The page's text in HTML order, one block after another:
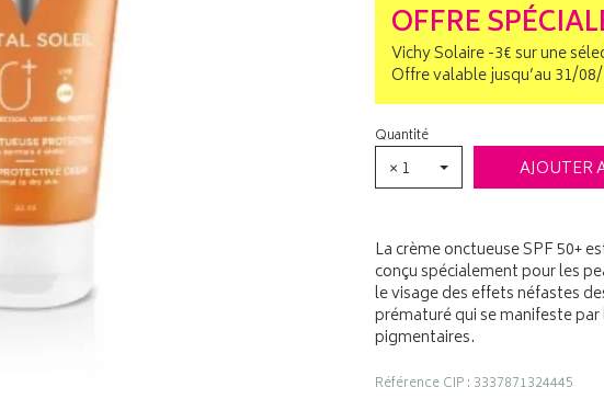
OFFRE
Vichy Solaire -3€ sur une
Offre valable jusqu’au 31/
Quantité
× 1 AJOUTER
La crème onctueuse SPF 50+
conçu spécialement pour les
le visage des effets néfastes
prématuré qui se manifeste
pigmentaires.
Référence CIP : 3337871324445